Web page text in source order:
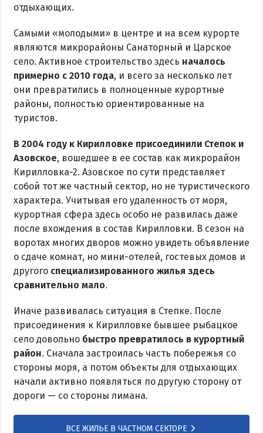
отдыхающих.
Самыми «молодыми» в центре и на всем курорте
являются микрорайоны Санаторный и Царское
село. Активное строительство здесь началось
примерно с 2010 года, и всего за несколько лет
они превратились в полноценные курортные
районы, полностью ориентированные на
туристов.
В 2004 году к Кирилловке присоединили Степок и
Азовское, вошедшее в ее состав как микрорайон
Кирилловка-2. Азовское по сути представляет
собой тот же частный сектор, но не туристического
характера. Учитывая его удаленность от моря,
курортная сфера здесь особо не развилась даже
после вхождения в состав Кирилловки. В сезон на
воротах многих дворов можно увидеть объявление
о сдаче комнат, но мини-отелей, гостевых домов и
другого специализированного жилья здесь
сравнительно мало.
Иначе развивалась ситуация в Степке. После
присоединения к Кирилловке бывшее рыбацкое
село довольно быстро превратилось в курортный
район. Сначала застроилась часть побережья со
стороны моря, а потом объекты для отдыхающих
начали активно появляться по другую сторону от
дороги — со стороны лимана.
ВСЕ ЖИЛЬЕ В ЧАСТНОМ СЕКТОРЕ